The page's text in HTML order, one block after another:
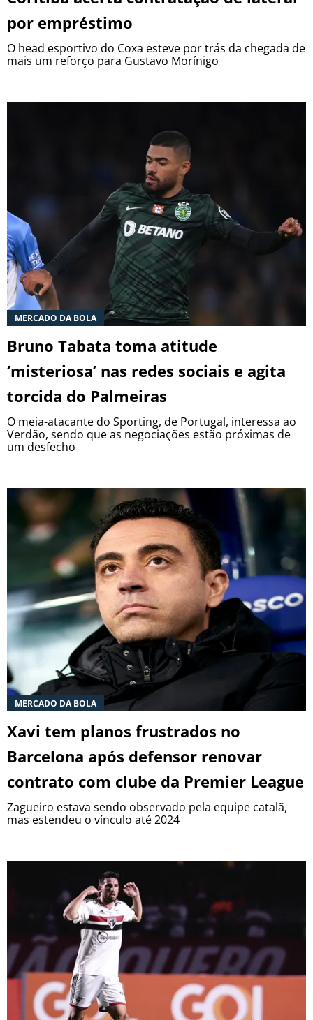
por empréstimo
O head esportivo do Coxa esteve por trás da chegada de
mais um reforço para Gustavo Morínigo
MERCADO DA BOLA
Bruno Tabata toma atitude
‘misteriosa’ nas redes sociais e agita
torcida do Palmeiras
O meia-atacante do Sporting, de Portugal, interessa ao
Verdão, sendo que as negociações estão próximas de
um desfecho
MERCADO DA BOLA
Xavi tem planos frustrados no
Barcelona após defensor renovar
contrato com clube da Premier League
Zagueiro estava sendo observado pela equipe catalã,
mas estendeu o vínculo até 2024